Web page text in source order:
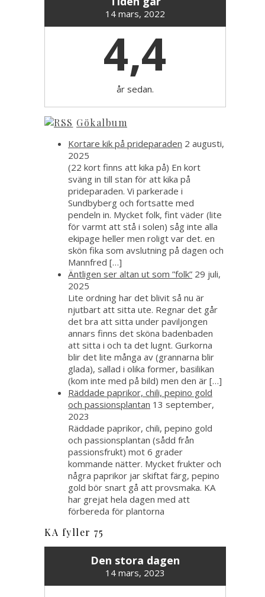
14 mars, 2022
4,4
år sedan.
Gökalbum
Kortare kik på prideparaden 2 augusti,
2025
(22 kort finns att kika på) En kort
sväng in till stan för att kika på
prideparaden. Vi parkerade i
Sundbyberg och fortsatte med
pendeln in. Mycket folk, fint väder (lite
för varmt att stå i solen) såg inte alla
ekipage heller men roligt var det. en
skön fika som avslutning på dagen och
Mannfred […]
Äntligen ser altan ut som ”folk” 29 juli,
2025
Lite ordning har det blivit så nu är
njutbart att sitta ute. Regnar det går
det bra att sitta under paviljongen
annars finns det sköna badenbaden
att sitta i och ta det lugnt. Gurkorna
blir det lite många av (grannarna blir
glada), sallad i olika former, basilikan
(kom inte med på bild) men den är […]
Räddade paprikor, chili, pepino gold
och passionsplantan 13 september,
2023
Räddade paprikor, chili, pepino gold
och passionsplantan (sådd från
passionsfrukt) mot 6 grader
kommande nätter. Mycket frukter och
några paprikor jar skiftat färg, pepino
gold bör snart gå att provsmaka. KA
har grejat hela dagen med att
förbereda för plantorna
KA fyller 75
Den stora dagen
14 mars, 2023